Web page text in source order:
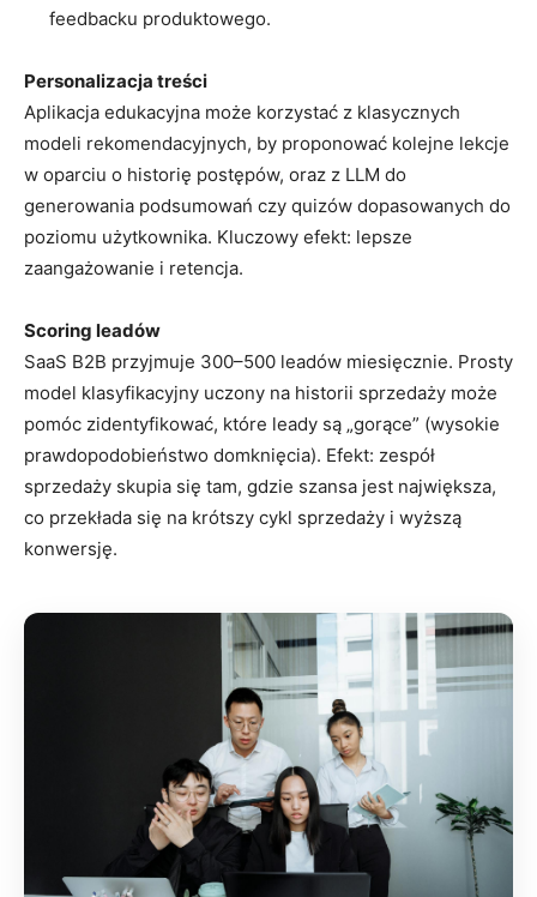
feedbacku produktowego.
Personalizacja treści
Aplikacja edukacyjna może korzystać z klasycznych
modeli rekomendacyjnych, by proponować kolejne lekcje
w oparciu o historię postępów, oraz z LLM do
generowania podsumowań czy quizów dopasowanych do
poziomu użytkownika. Kluczowy efekt: lepsze
zaangażowanie i retencja.
Scoring leadów
SaaS B2B przyjmuje 300–500 leadów miesięcznie. Prosty
model klasyfikacyjny uczony na historii sprzedaży może
pomóc zidentyfikować, które leady są „gorące” (wysokie
prawdopodobieństwo domknięcia). Efekt: zespół
sprzedaży skupia się tam, gdzie szansa jest największa,
co przekłada się na krótszy cykl sprzedaży i wyższą
konwersję.